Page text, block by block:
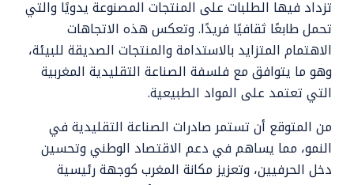
تزداد فيها الطلبات على المنتجات المصنوعة يدويًا والتي
تحمل طابعًا ثقافيًا فريدًا. وتعكس هذه الاتجاهات
الاهتمام المتزايد بالاستدامة والمنتجات الصديقة للبيئة،
وهو ما يتوافق مع فلسفة الصناعة التقليدية المغربية
التي تعتمد على المواد الطبيعية.
من المتوقع أن تستمر صادرات الصناعة التقليدية في
النمو، مما يساهم في دعم الاقتصاد الوطني وتحسين
دخل الحرفيين، وتعزيز مكانة المغرب كوجهة رئيسية